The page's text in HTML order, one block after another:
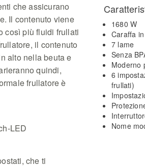
che assicurano
Il contenuto viene
così più fluidi frullati
il contenuto
alto nella beuta e
quindi,
frullatore è
LED
che ti
1680 W
Caraffa
7 lame
Senza
Moderno
6
frullati)
Nome